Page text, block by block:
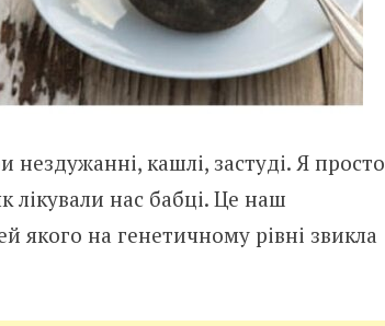
кашлі, застуді. Я просто
нас бабці. Це наш
якого на генетичному рівні звикла